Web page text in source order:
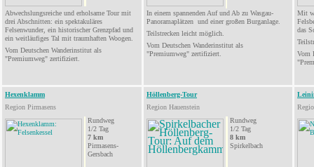
Abwechslungsreiche und erholsame Tour mit
drei Abschnitten: ein spektakuläres
Felsenwunder, ein historischer Grenzpfad und
ein weitläufiges Tal mit traumhaften Woogen.
Vom Deutschen Wanderinstitut als
"Premiumweg" zertifiziert.
In einem spannenden Auf und Ab zu Wasgau-
Panoramaplätzen und einer großen Burganlage.
Teilstrecken leicht möglich.
Vom Deutschen Wanderinstitut als
"Premiumweg" zertifiziert.
Mit
das
Vom
Hexenklamm
Region Pirmasens
Rundweg
1/2 Tag
7 km
Pirmasens-
Gersbach
Höllenberg-Tour
Region Hauenstein
Rundweg
1/2 Tag
8 km
Spirkelbach